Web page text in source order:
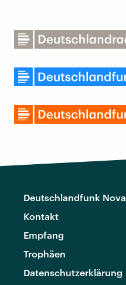
Deutschlandfunk Nova
Kontakt
Empfang
Trophäen
Datenschutzerklärung